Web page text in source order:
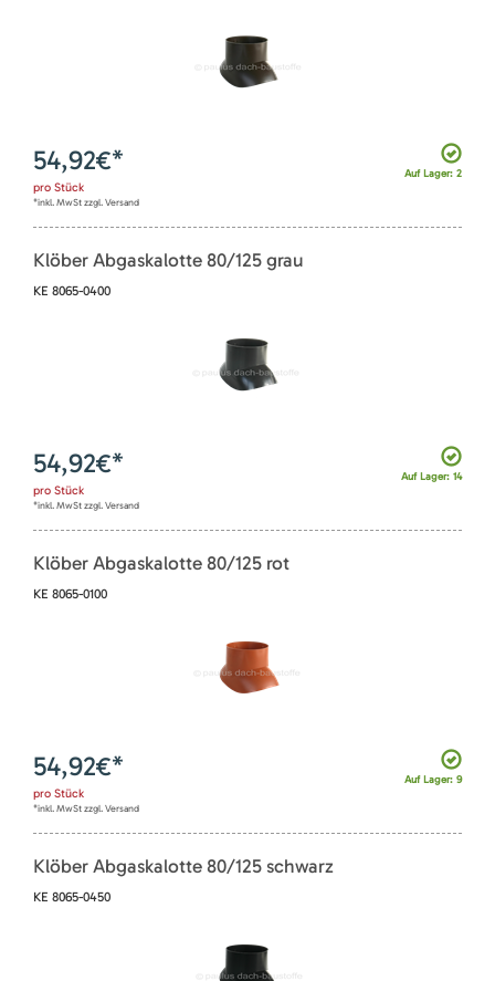
Auf Lager: 2
54,92€*
pro Stück
*inkl. MwSt zzgl. Versand
Klöber Abgaskalotte 80/125 grau
KE 8065-0400
Auf Lager: 14
54,92€*
pro Stück
*inkl. MwSt zzgl. Versand
Klöber Abgaskalotte 80/125 rot
KE 8065-0100
Auf Lager: 9
54,92€*
pro Stück
*inkl. MwSt zzgl. Versand
Klöber Abgaskalotte 80/125 schwarz
KE 8065-0450